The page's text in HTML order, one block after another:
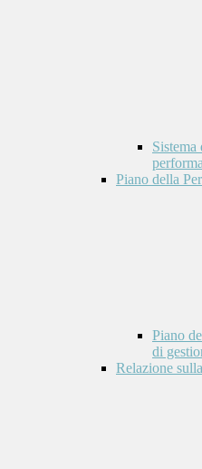
Piano della
Piano
di
Relazione